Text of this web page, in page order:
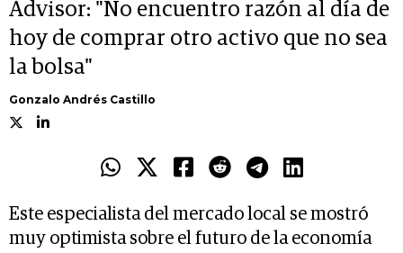
Advisor: "No encuentro razón al día de
hoy de comprar otro activo que no sea
la bolsa"
Gonzalo Andrés Castillo
Este especialista del mercado local se mostró
muy optimista sobre el futuro de la economía